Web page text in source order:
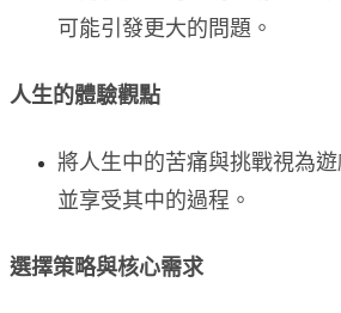
可能引發更大的問題。
人生的體驗觀點
將人生中的苦痛與挑戰視為
並享受其中的過程。
選擇策略與核心需求